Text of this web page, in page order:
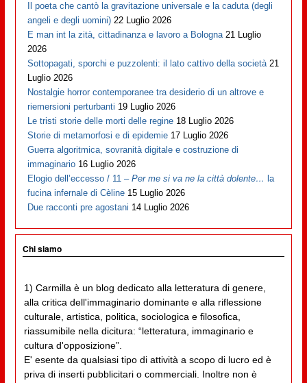
Il poeta che cantò la gravitazione universale e la caduta (degli
angeli e degli uomini) 22 Luglio 2026
E man int la zità, cittadinanza e lavoro a Bologna 21 Luglio
2026
Sottopagati, sporchi e puzzolenti: il lato cattivo della società 21
Luglio 2026
Nostalgie horror contemporanee tra desiderio di un altrove e
riemersioni perturbanti 19 Luglio 2026
Le tristi storie delle morti delle regine 18 Luglio 2026
Storie di metamorfosi e di epidemie 17 Luglio 2026
Guerra algoritmica, sovranità digitale e costruzione di
immaginario 16 Luglio 2026
Elogio dell’eccesso / 11 –Per me si va ne la città dolente… la
fucina infernale di Cèline 15 Luglio 2026
Due racconti pre agostani 14 Luglio 2026
Chi siamo
1) Carmilla è un blog dedicato alla letteratura di genere,
alla critica dell'immaginario dominante e alla riflessione
culturale, artistica, politica, sociologica e filosofica,
riassumibile nella dicitura: “letteratura, immaginario e
cultura d'opposizione”.
E' esente da qualsiasi tipo di attività a scopo di lucro ed è
priva di inserti pubblicitari o commerciali. Inoltre non è